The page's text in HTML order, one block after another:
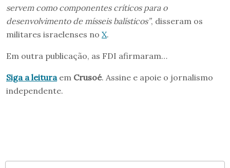
servem como componentes críticos para o
desenvolvimento de mísseis balísticos”, disseram os
militares israelenses no X.
Em outra publicação, as FDI afirmaram…
Siga a leituraem Crusoé. Assine e apoie o jornalismo
independente.